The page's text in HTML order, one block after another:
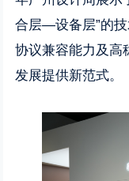
合层—设备层”的
协议兼容能力及高
发展提供新范式。